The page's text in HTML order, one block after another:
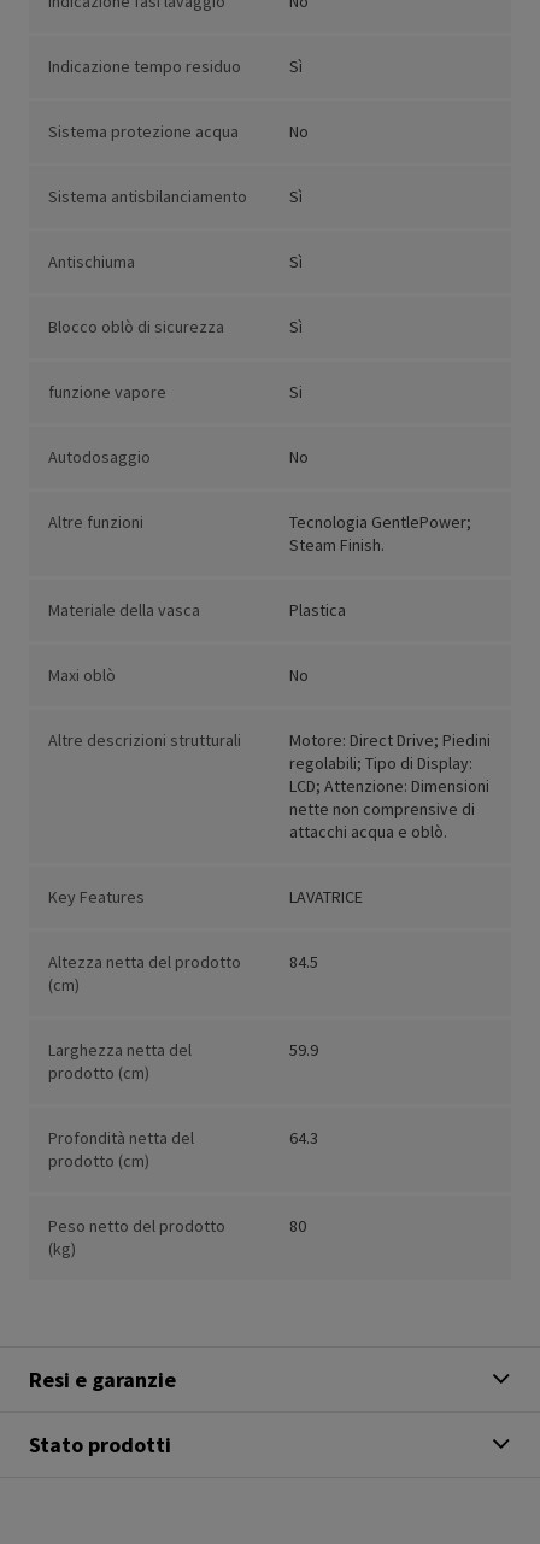
Indicazione tempo residuo Sì
Sistema protezione acqua No
Sistema antisbilanciamento Sì
Antischiuma Sì
Blocco oblò di sicurezza Sì
funzione vapore Si
Autodosaggio No
Altre funzioni
Tecnologia GentlePower;
Steam Finish.
Materiale della vasca Plastica
Maxi oblò No
Altre descrizioni strutturali
Motore: Direct Drive; Piedini
regolabili; Tipo di Display:
LCD; Attenzione: Dimensioni
nette non comprensive di
attacchi acqua e oblò.
Key Features LAVATRICE
Altezza netta del prodotto
(cm)
84.5
Larghezza netta del
prodotto (cm)
59.9
Profondità netta del
prodotto (cm)
64.3
Peso netto del prodotto
(kg)
80
Resi e garanzie
Stato prodotti